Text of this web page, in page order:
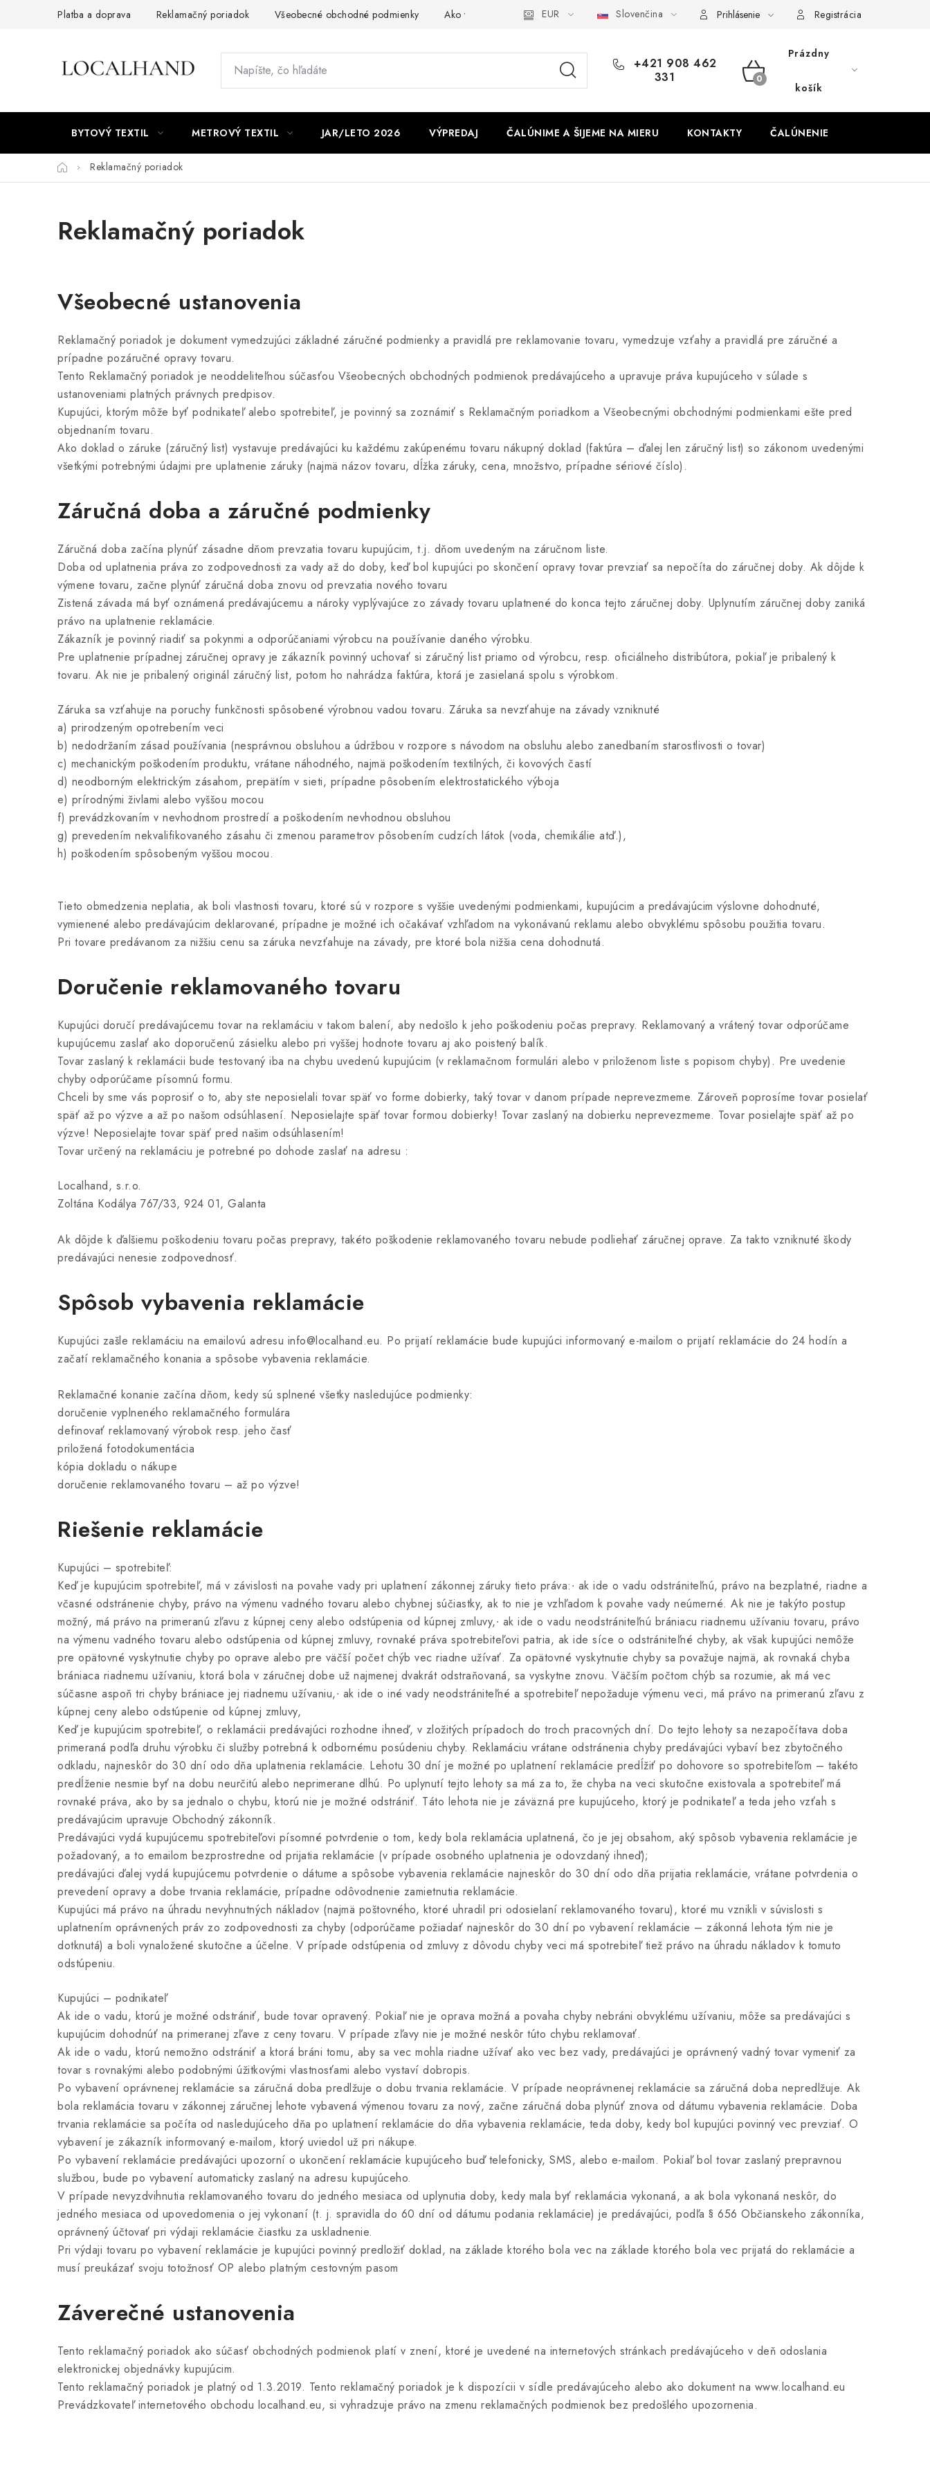
Platba a doprava Reklamačný poriadok Všeobecné obchodné podmienky Ako využíváme cookies Ochrana osobných údajov Odstúpenie od zmluvy
EUR Slovenčina Prihlásenie Registrácia
+421 908 462
331
NÁKUPNÝ
Prázdny
košík
BYTOVÝ TEXTIL METROVÝ TEXTIL JAR/LETO 2026 VÝPREDAJ ČALÚNIME A ŠIJEME NA MIERU KONTAKTY ČALÚNENIE
DomovReklamačný poriadok
Reklamačný poriadok
Všeobecné ustanovenia
Reklamačný poriadok je dokument vymedzujúci základné záručné podmienky a pravidlá pre reklamovanie tovaru, vymedzuje vzťahy a pravidlá pre záručné a
prípadne pozáručné opravy tovaru.
Tento Reklamačný poriadok je neoddeliteľnou súčasťou Všeobecných obchodných podmienok predávajúceho a upravuje práva kupujúceho v súlade s
ustanoveniami platných právnych predpisov.
Kupujúci, ktorým môže byť podnikateľ alebo spotrebiteľ, je povinný sa zoznámiť s Reklamačným poriadkom a Všeobecnými obchodnými podmienkami ešte pred
objednaním tovaru.
Ako doklad o záruke (záručný list) vystavuje predávajúci ku každému zakúpenému tovaru nákupný doklad (faktúra – ďalej len záručný list) so zákonom uvedenými
všetkými potrebnými údajmi pre uplatnenie záruky (najmä názov tovaru, dĺžka záruky, cena, množstvo, prípadne sériové číslo).
Záručná doba a záručné podmienky
Záručná doba začína plynúť zásadne dňom prevzatia tovaru kupujúcim, t.j. dňom uvedeným na záručnom liste.
Doba od uplatnenia práva zo zodpovednosti za vady až do doby, keď bol kupujúci po skončení opravy tovar prevziať sa nepočíta do záručnej doby. Ak dôjde k
výmene tovaru, začne plynúť záručná doba znovu od prevzatia nového tovaru
Zistená závada má byť oznámená predávajúcemu a nároky vyplývajúce zo závady tovaru uplatnené do konca tejto záručnej doby. Uplynutím záručnej doby zaniká
právo na uplatnenie reklamácie.
Zákazník je povinný riadiť sa pokynmi a odporúčaniami výrobcu na používanie daného výrobku.
Pre uplatnenie prípadnej záručnej opravy je zákazník povinný uchovať si záručný list priamo od výrobcu, resp. oficiálneho distribútora, pokiaľ je pribalený k
tovaru. Ak nie je pribalený originál záručný list, potom ho nahrádza faktúra, ktorá je zasielaná spolu s výrobkom.
Záruka sa vzťahuje na poruchy funkčnosti spôsobené výrobnou vadou tovaru. Záruka sa nevzťahuje na závady vzniknuté
a) prirodzeným opotrebením veci
b) nedodržaním zásad používania (nesprávnou obsluhou a údržbou v rozpore s návodom na obsluhu alebo zanedbaním starostlivosti o tovar)
c) mechanickým poškodením produktu, vrátane náhodného, najmä poškodením textilných, či kovových častí
d) neodborným elektrickým zásahom, prepätím v sieti, prípadne pôsobením elektrostatického výboja
e) prírodnými živlami alebo vyššou mocou
f) prevádzkovaním v nevhodnom prostredí a poškodením nevhodnou obsluhou
g) prevedením nekvalifikovaného zásahu či zmenou parametrov pôsobením cudzích látok (voda, chemikálie atď.),
h) poškodením spôsobeným vyššou mocou.
Tieto obmedzenia neplatia, ak boli vlastnosti tovaru, ktoré sú v rozpore s vyššie uvedenými podmienkami, kupujúcim a predávajúcim výslovne dohodnuté,
vymienené alebo predávajúcim deklarované, prípadne je možné ich očakávať vzhľadom na vykonávanú reklamu alebo obvyklému spôsobu použitia tovaru.
Pri tovare predávanom za nižšiu cenu sa záruka nevzťahuje na závady, pre ktoré bola nižšia cena dohodnutá.
Doručenie reklamovaného tovaru
Kupujúci doručí predávajúcemu tovar na reklamáciu v takom balení, aby nedošlo k jeho poškodeniu počas prepravy. Reklamovaný a vrátený tovar odporúčame
kupujúcemu zaslať ako doporučenú zásielku alebo pri vyššej hodnote tovaru aj ako poistený balík.
Tovar zaslaný k reklamácii bude testovaný iba na chybu uvedenú kupujúcim (v reklamačnom formulári alebo v priloženom liste s popisom chyby). Pre uvedenie
chyby odporúčame písomnú formu.
Chceli by sme vás poprosiť o to, aby ste neposielali tovar späť vo forme dobierky, taký tovar v danom prípade neprevezmeme. Zároveň poprosíme tovar posielať
späť až po výzve a až po našom odsúhlasení. Neposielajte späť tovar formou dobierky! Tovar zaslaný na dobierku neprevezmeme. Tovar posielajte späť až po
výzve! Neposielajte tovar späť pred našim odsúhlasením!
Tovar určený na reklamáciu je potrebné po dohode zaslať na adresu :
Localhand, s.r.o.
Zoltána Kodálya 767/33, 924 01, Galanta
Ak dôjde k ďalšiemu poškodeniu tovaru počas prepravy, takéto poškodenie reklamovaného tovaru nebude podliehať záručnej oprave. Za takto vzniknuté škody
predávajúci nenesie zodpovednosť.
Spôsob vybavenia reklamácie
Kupujúci zašle reklamáciu na emailovú adresu info@localhand.eu. Po prijatí reklamácie bude kupujúci informovaný e-mailom o prijatí reklamácie do 24 hodín a
začatí reklamačného konania a spôsobe vybavenia reklamácie.
Reklamačné konanie začína dňom, kedy sú splnené všetky nasledujúce podmienky:
doručenie vyplneného reklamačného formulára
definovať reklamovaný výrobok resp. jeho časť
priložená fotodokumentácia
kópia dokladu o nákupe
doručenie reklamovaného tovaru – až po výzve!
Riešenie reklamácie
Kupujúci – spotrebiteľ:
Keď je kupujúcim spotrebiteľ, má v závislosti na povahe vady pri uplatnení zákonnej záruky tieto práva:∙ ak ide o vadu odstrániteľnú, právo na bezplatné, riadne a
včasné odstránenie chyby, právo na výmenu vadného tovaru alebo chybnej súčiastky, ak to nie je vzhľadom k povahe vady neúmerné. Ak nie je takýto postup
možný, má právo na primeranú zľavu z kúpnej ceny alebo odstúpenia od kúpnej zmluvy,∙ ak ide o vadu neodstrániteľnú brániacu riadnemu užívaniu tovaru, právo
na výmenu vadného tovaru alebo odstúpenia od kúpnej zmluvy, rovnaké práva spotrebiteľovi patria, ak ide síce o odstrániteľné chyby, ak však kupujúci nemôže
pre opätovné vyskytnutie chyby po oprave alebo pre väčší počet chýb vec riadne užívať. Za opätovné vyskytnutie chyby sa považuje najmä, ak rovnaká chyba
brániaca riadnemu užívaniu, ktorá bola v záručnej dobe už najmenej dvakrát odstraňovaná, sa vyskytne znovu. Väčším počtom chýb sa rozumie, ak má vec
súčasne aspoň tri chyby brániace jej riadnemu užívaniu,∙ ak ide o iné vady neodstrániteľné a spotrebiteľ nepožaduje výmenu veci, má právo na primeranú zľavu z
kúpnej ceny alebo odstúpenie od kúpnej zmluvy,
Keď je kupujúcim spotrebiteľ, o reklamácii predávajúci rozhodne ihneď, v zložitých prípadoch do troch pracovných dní. Do tejto lehoty sa nezapočítava doba
primeraná podľa druhu výrobku či služby potrebná k odbornému posúdeniu chyby. Reklamáciu vrátane odstránenia chyby predávajúci vybaví bez zbytočného
odkladu, najneskôr do 30 dní odo dňa uplatnenia reklamácie. Lehotu 30 dní je možné po uplatnení reklamácie predĺžiť po dohovore so spotrebiteľom – takéto
predĺženie nesmie byť na dobu neurčitú alebo neprimerane dlhú. Po uplynutí tejto lehoty sa má za to, že chyba na veci skutočne existovala a spotrebiteľ má
rovnaké práva, ako by sa jednalo o chybu, ktorú nie je možné odstrániť. Táto lehota nie je záväzná pre kupujúceho, ktorý je podnikateľ a teda jeho vzťah s
predávajúcim upravuje Obchodný zákonník.
Predávajúci vydá kupujúcemu spotrebiteľovi písomné potvrdenie o tom, kedy bola reklamácia uplatnená, čo je jej obsahom, aký spôsob vybavenia reklamácie je
požadovaný, a to emailom bezprostredne od prijatia reklamácie (v prípade osobného uplatnenia je odovzdaný ihneď);
predávajúci ďalej vydá kupujúcemu potvrdenie o dátume a spôsobe vybavenia reklamácie najneskôr do 30 dní odo dňa prijatia reklamácie, vrátane potvrdenia o
prevedení opravy a dobe trvania reklamácie, prípadne odôvodnenie zamietnutia reklamácie.
Kupujúci má právo na úhradu nevyhnutných nákladov (najmä poštovného, ktoré uhradil pri odosielaní reklamovaného tovaru), ktoré mu vznikli v súvislosti s
uplatnením oprávnených práv zo zodpovednosti za chyby (odporúčame požiadať najneskôr do 30 dní po vybavení reklamácie – zákonná lehota tým nie je
dotknutá) a boli vynaložené skutočne a účelne. V prípade odstúpenia od zmluvy z dôvodu chyby veci má spotrebiteľ tiež právo na úhradu nákladov k tomuto
odstúpeniu.
Kupujúci – podnikateľ
Ak ide o vadu, ktorú je možné odstrániť, bude tovar opravený. Pokiaľ nie je oprava možná a povaha chyby nebráni obvyklému užívaniu, môže sa predávajúci s
kupujúcim dohodnúť na primeranej zľave z ceny tovaru. V prípade zľavy nie je možné neskôr túto chybu reklamovať.
Ak ide o vadu, ktorú nemožno odstrániť a ktorá bráni tomu, aby sa vec mohla riadne užívať ako vec bez vady, predávajúci je oprávnený vadný tovar vymeniť za
tovar s rovnakými alebo podobnými úžitkovými vlastnosťami alebo vystaví dobropis.
Po vybavení oprávnenej reklamácie sa záručná doba predlžuje o dobu trvania reklamácie. V prípade neoprávnenej reklamácie sa záručná doba nepredlžuje. Ak
bola reklamácia tovaru v zákonnej záručnej lehote vybavená výmenou tovaru za nový, začne záručná doba plynúť znova od dátumu vybavenia reklamácie. Doba
trvania reklamácie sa počíta od nasledujúceho dňa po uplatnení reklamácie do dňa vybavenia reklamácie, teda doby, kedy bol kupujúci povinný vec prevziať. O
vybavení je zákazník informovaný e-mailom, ktorý uviedol už pri nákupe.
Po vybavení reklamácie predávajúci upozorní o ukončení reklamácie kupujúceho buď telefonicky, SMS, alebo e-mailom. Pokiaľ bol tovar zaslaný prepravnou
službou, bude po vybavení automaticky zaslaný na adresu kupujúceho.
V prípade nevyzdvihnutia reklamovaného tovaru do jedného mesiaca od uplynutia doby, kedy mala byť reklamácia vykonaná, a ak bola vykonaná neskôr, do
jedného mesiaca od upovedomenia o jej vykonaní (t. j. spravidla do 60 dní od dátumu podania reklamácie) je predávajúci, podľa § 656 Občianskeho zákonníka,
oprávnený účtovať pri výdaji reklamácie čiastku za uskladnenie.
Pri výdaji tovaru po vybavení reklamácie je kupujúci povinný predložiť doklad, na základe ktorého bola vec na základe ktorého bola vec prijatá do reklamácie a
musí preukázať svoju totožnosť OP alebo platným cestovným pasom
Záverečné ustanovenia
Tento reklamačný poriadok ako súčasť obchodných podmienok platí v znení, ktoré je uvedené na internetových stránkach predávajúceho v deň odoslania
elektronickej objednávky kupujúcim.
Tento reklamačný poriadok je platný od 1.3.2019. Tento reklamačný poriadok je k dispozícii v sídle predávajúceho alebo ako dokument na www.localhand.eu
Prevádzkovateľ internetového obchodu localhand.eu, si vyhradzuje právo na zmenu reklamačných podmienok bez predošlého upozornenia.